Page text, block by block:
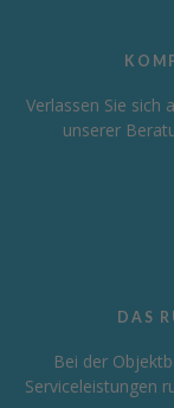
Verlassen Sie sich
unserer
DAS
Bei der
Serviceleistungen